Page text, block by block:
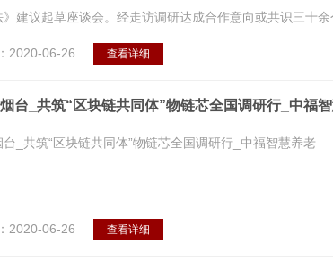
建议起草座谈会。经走访调研达成合作意向或共识三十余
2020-06-26 查看详细
台_共筑“区块链共同体”物链芯全国调研行_中福
_共筑“区块链共同体”物链芯全国调研行_中福智慧养老
2020-06-26 查看详细